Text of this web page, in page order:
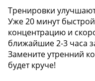
Тренировки
Уже 20 минут
концентрацию и
ближайшие 2-3 часа
Замените утренний
будет круче!